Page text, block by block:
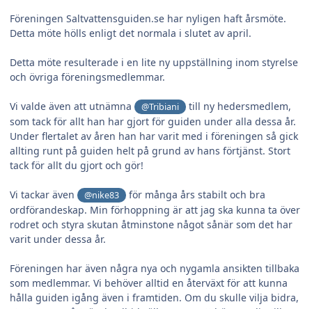
Föreningen Saltvattensguiden.se har nyligen haft årsmöte.
Detta möte hölls enligt det normala i slutet av april.
Detta möte resulterade i en lite ny uppställning inom styrelse
och övriga föreningsmedlemmar.
Vi valde även att utnämna @Tribiani
till ny hedersmedlem,
som tack för allt han har gjort för guiden under alla dessa år.
Under flertalet av åren han har varit med i föreningen så gick
allting runt på guiden helt på grund av hans förtjänst. Stort
tack för allt du gjort och gör!
Vi tackar även @nike83
för många års stabilt och bra
ordförandeskap. Min förhoppning är att jag ska kunna ta över
rodret och styra skutan åtminstone något sånär som det har
varit under dessa år.
Föreningen har även några nya och nygamla ansikten tillbaka
som medlemmar. Vi behöver alltid en återväxt för att kunna
hålla guiden igång även i framtiden. Om du skulle vilja bidra,